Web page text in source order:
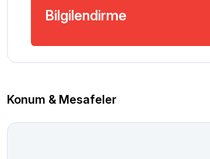
Bilgilendirme
Konum & Mesafeler